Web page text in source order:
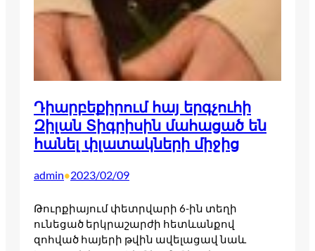
Դիարբեքիրում հայ երգչուհի
Զիլան Տիգրիսին մահացած են
հանել փլատակների միջից
admin•2023/02/09
Թուրքիայում փետրվարի 6-ին տեղի
ունեցած երկրաշարժի հետևանքով
զոհված հայերի թվին ավելացավ նաև